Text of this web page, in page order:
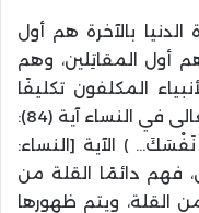
بالآخرة هم أول
أول المقاتِلين، وهم
المكلفون تكليفًا
إلهيًّا لمقاتلة المشركين بالله، قال تعالى في النساء آية (84):
﴾ الآية [النساء:
فهم دائمًا القلة من
القلة، ويتم ظهورها